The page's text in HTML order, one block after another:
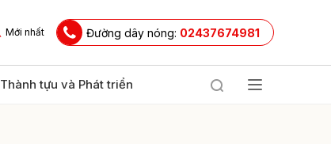
Mới nhất Đường dây nóng: 02437674981
Thành tựu và Phát triển